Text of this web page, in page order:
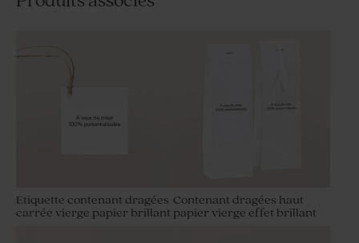
Etiquette contenant dragées
carrée vierge papier brillant
Contenant dragées haut
papier vierge effet brillant